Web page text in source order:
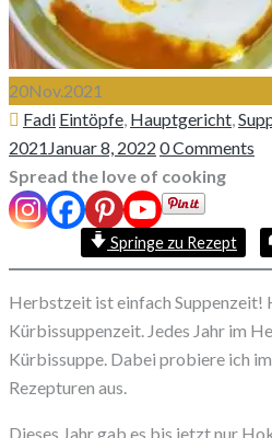
20Nov.2021
Author
Fadi Categories
Eintöpfe, Hauptgericht,
2021 Januar 8, 2022 0 Comments
Spread the love of cooking
Springe zu Rezept
Herbstzeit ist einfach Suppenzeit!
Kürbissuppenzeit. Jedes Jahr im
Kürbissuppe. Dabei probiere ich
Rezepturen aus.
Dieses Jahr gab es bis jetzt nur